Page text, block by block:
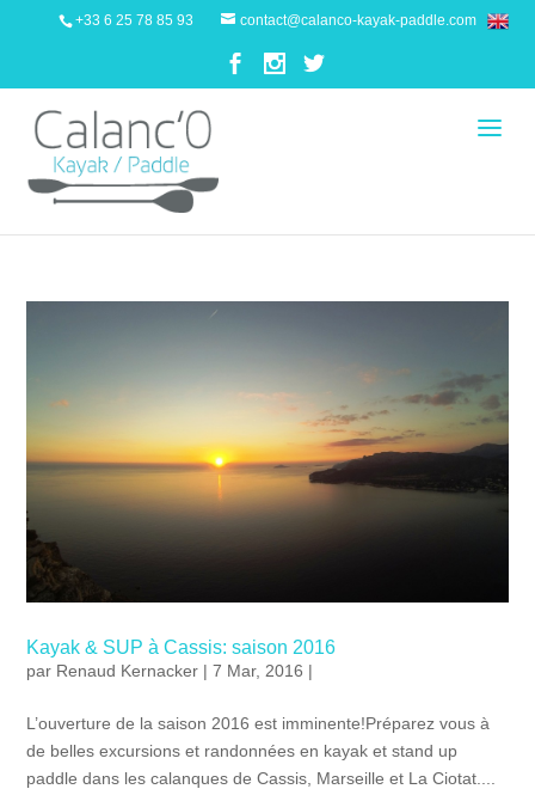
+33 6 25 78 85 93 contact@calanco-kayak-paddle.com
Kayak & SUP à Cassis: saison 2016
par Renaud Kernacker | 7 Mar, 2016 |
L’ouverture de la saison 2016 est imminente!Préparez vous à
de belles excursions et randonnées en kayak et stand up
paddle dans les calanques de Cassis, Marseille et La Ciotat....